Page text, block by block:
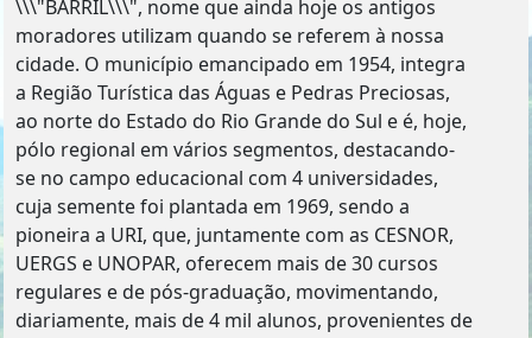
\\\"BARRIL\\\", nome que ainda hoje os antigos
moradores utilizam quando se referem à nossa
cidade. O município emancipado em 1954, integra
a Região Turística das Águas e Pedras Preciosas,
ao norte do Estado do Rio Grande do Sul e é, hoje,
pólo regional em vários segmentos, destacando-
se no campo educacional com 4 universidades,
cuja semente foi plantada em 1969, sendo a
pioneira a URI, que, juntamente com as CESNOR,
UERGS e UNOPAR, oferecem mais de 30 cursos
regulares e de pós-graduação, movimentando,
diariamente, mais de 4 mil alunos, provenientes de